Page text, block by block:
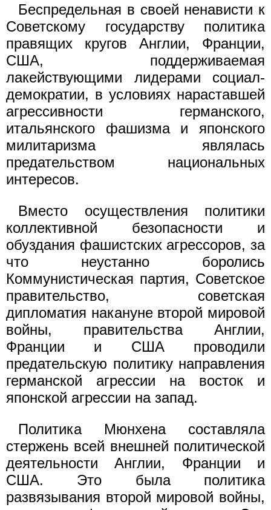
Беспредельная в своей ненависти к
Советскому государству политика
правящих кругов Англии, Франции,
США, поддерживаемая
лакействующими лидерами социал-
демократии, в условиях нараставшей
агрессивности германского,
итальянского фашизма и японского
милитаризма являлась
предательством национальных
интересов.
Вместо осуществления политики
коллективной безопасности и
обуздания фашистских агрессоров, за
что неустанно боролись
Коммунистическая партия, Советское
правительство, советская
дипломатия накануне второй мировой
войны, правительства Англии,
Франции и США проводили
предательскую политику направления
германской агрессии на восток и
японской агрессии на запад.
Политика Мюнхена составляла
стержень всей внешней политической
деятельности Англии, Франции и
США. Это была политика
развязывания второй мировой войны,